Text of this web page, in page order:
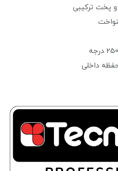
و پخت ترکیبی
داخلی